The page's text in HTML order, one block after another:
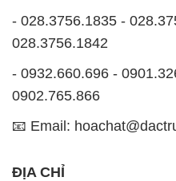
- 028.3756.1835 -
028.3756.1842
- 0932.660.696 -
0902.765.866
📧 Email:
ĐỊA CHỈ